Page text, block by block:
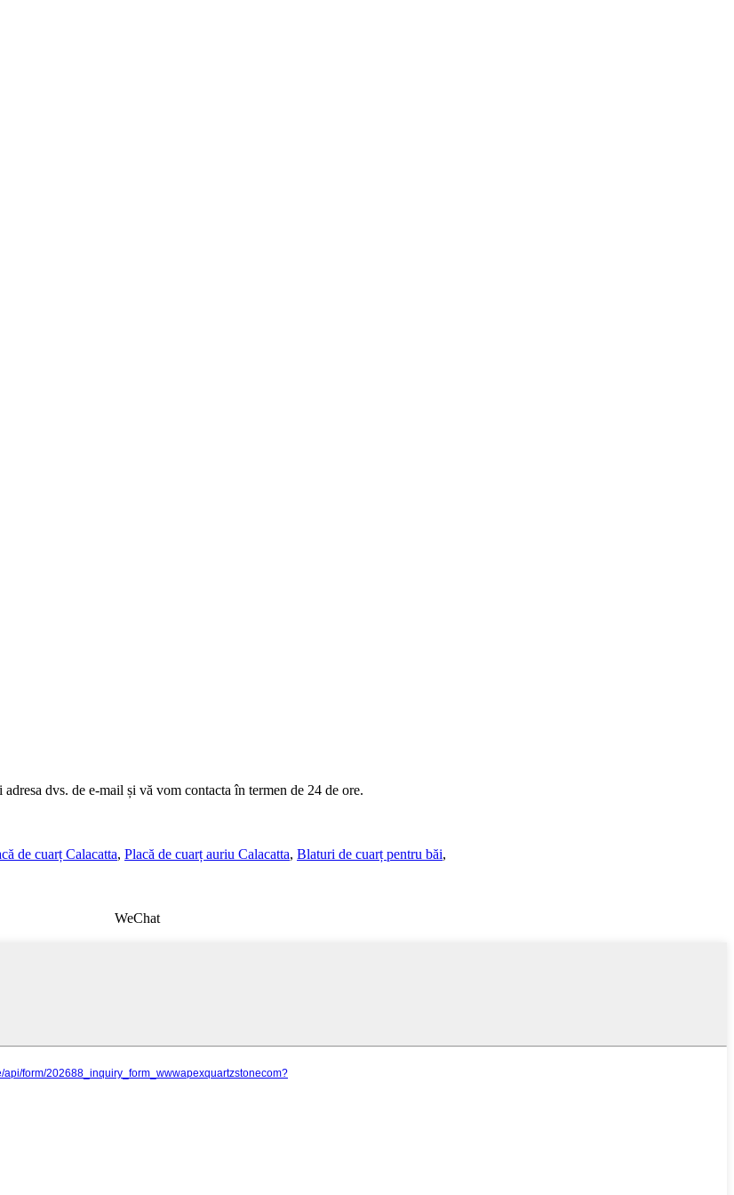
dvs. de e-mail și vă vom contacta în termen de 24 de ore.
de cuarț Calacatta, Placă de cuarț auriu Calacatta, Blaturi de cuarț pentru băi,
WeChat